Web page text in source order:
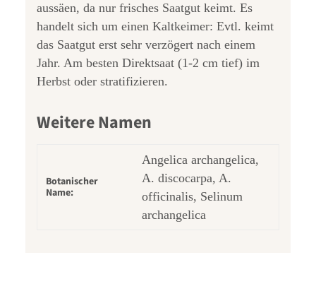
aussäen, da nur frisches Saatgut keimt. Es
handelt sich um einen Kaltkeimer: Evtl. keimt
das Saatgut erst sehr verzögert nach einem
Jahr. Am besten Direktsaat (1-2 cm tief) im
Herbst oder stratifizieren.
Weitere Namen
Botanischer
Name:
Angelica archangelica,
A. discocarpa, A.
officinalis, Selinum
archangelica